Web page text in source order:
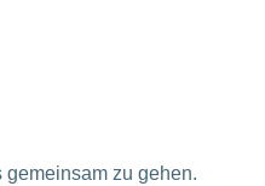
zu gehen.